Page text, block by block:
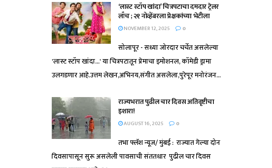
‘लास्ट स्टॉप खांदा’ चित्रपटाचा दमदार ट्रेलर
लाँच ; २१ नोव्हेंबरला प्रेक्षकांच्या भेटीला
NOVEMBER 12, 2025 0
सोलापूर - सध्या जोरदार चर्चेत असलेल्या
'लास्ट स्टॉप खांदा...' या चित्रपटातून प्रेमाचा इमोशनल, कॉमेडी ड्रामा
उलगडणार आहे.उत्तम लेखन,अभिनय,संगीत असलेला,पुरेपूर मनोरंजन...
राज्यभरात पुढील चार दिवस अतिवृष्टीचा
इशारा!
AUGUST 16, 2025 0
तभा फ्लॅश न्यूज/ मुंबई : राज्यात गेल्या दोन
दिवसापासून सुरू असलेली पावसाची संततधार पुढील चार दिवस